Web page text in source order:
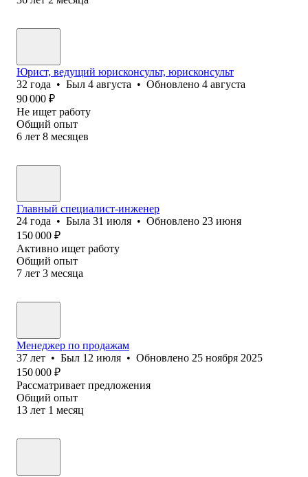
Юрист, ведущий юрисконсульт, юрисконсульт
32 года • Был 4 августа • Обновлено 4 августа
90 000 ₽
Не ищет работу
Общий опыт
6 лет 8 месяцев
Главный специалист-инженер
24 года • Была 31 июля • Обновлено 23 июня
150 000 ₽
Активно ищет работу
Общий опыт
7 лет 3 месяца
Менеджер по продажам
37 лет • Был 12 июля • Обновлено 25 ноября 2025
150 000 ₽
Рассматривает предложения
Общий опыт
13 лет 1 месяц